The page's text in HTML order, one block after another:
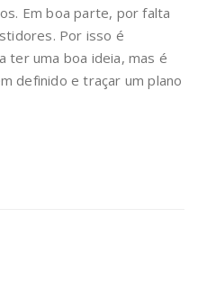
Em boa parte, por falta
Por isso é
ter uma boa ideia, mas é
definido e traçar um plano